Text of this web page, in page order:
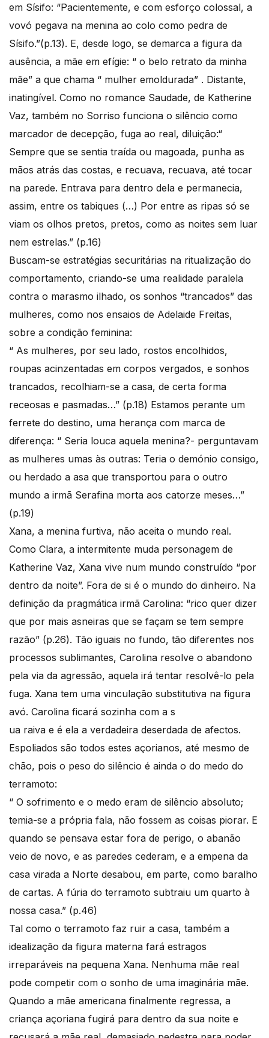
em Sísifo: “Pacientemente, e com esforço colossal, a
vovó pegava na menina ao colo como pedra de
Sísifo.”(p.13). E, desde logo, se demarca a figura da
ausência, a mãe em efígie: “ o belo retrato da minha
mãe” a que chama “ mulher emoldurada” . Distante,
inatingível. Como no romance Saudade, de Katherine
Vaz, também no Sorriso funciona o silêncio como
marcador de decepção, fuga ao real, diluição:“
Sempre que se sentia traída ou magoada, punha as
mãos atrás das costas, e recuava, recuava, até tocar
na parede. Entrava para dentro dela e permanecia,
assim, entre os tabiques (…) Por entre as ripas só se
viam os olhos pretos, pretos, como as noites sem luar
nem estrelas.” (p.16)
Buscam-se estratégias securitárias na ritualização do
comportamento, criando-se uma realidade paralela
contra o marasmo ilhado, os sonhos “trancados” das
mulheres, como nos ensaios de Adelaide Freitas,
sobre a condição feminina:
“ As mulheres, por seu lado, rostos encolhidos,
roupas acinzentadas em corpos vergados, e sonhos
trancados, recolhiam-se a casa, de certa forma
receosas e pasmadas…” (p.18) Estamos perante um
ferrete do destino, uma herança com marca de
diferença: “ Seria louca aquela menina?- perguntavam
as mulheres umas às outras: Teria o demónio consigo,
ou herdado a asa que transportou para o outro
mundo a irmã Serafina morta aos catorze meses…”
(p.19)
Xana, a menina furtiva, não aceita o mundo real.
Como Clara, a intermitente muda personagem de
Katherine Vaz, Xana vive num mundo construído “por
dentro da noite”. Fora de si é o mundo do dinheiro. Na
definição da pragmática irmã Carolina: “rico quer dizer
que por mais asneiras que se façam se tem sempre
razão” (p.26). Tão iguais no fundo, tão diferentes nos
processos sublimantes, Carolina resolve o abandono
pela via da agressão, aquela irá tentar resolvê-lo pela
fuga. Xana tem uma vinculação substitutiva na figura
avó. Carolina ficará sozinha com a s
ua raiva e é ela a verdadeira deserdada de afectos.
Espoliados são todos estes açorianos, até mesmo de
chão, pois o peso do silêncio é ainda o do medo do
terramoto:
“ O sofrimento e o medo eram de silêncio absoluto;
temia-se a própria fala, não fossem as coisas piorar. E
quando se pensava estar fora de perigo, o abanão
veio de novo, e as paredes cederam, e a empena da
casa virada a Norte desabou, em parte, como baralho
de cartas. A fúria do terramoto subtraiu um quarto à
nossa casa.” (p.46)
Tal como o terramoto faz ruir a casa, também a
idealização da figura materna fará estragos
irreparáveis na pequena Xana. Nenhuma mãe real
pode competir com o sonho de uma imaginária mãe.
Quando a mãe americana finalmente regressa, a
criança açoriana fugirá para dentro da sua noite e